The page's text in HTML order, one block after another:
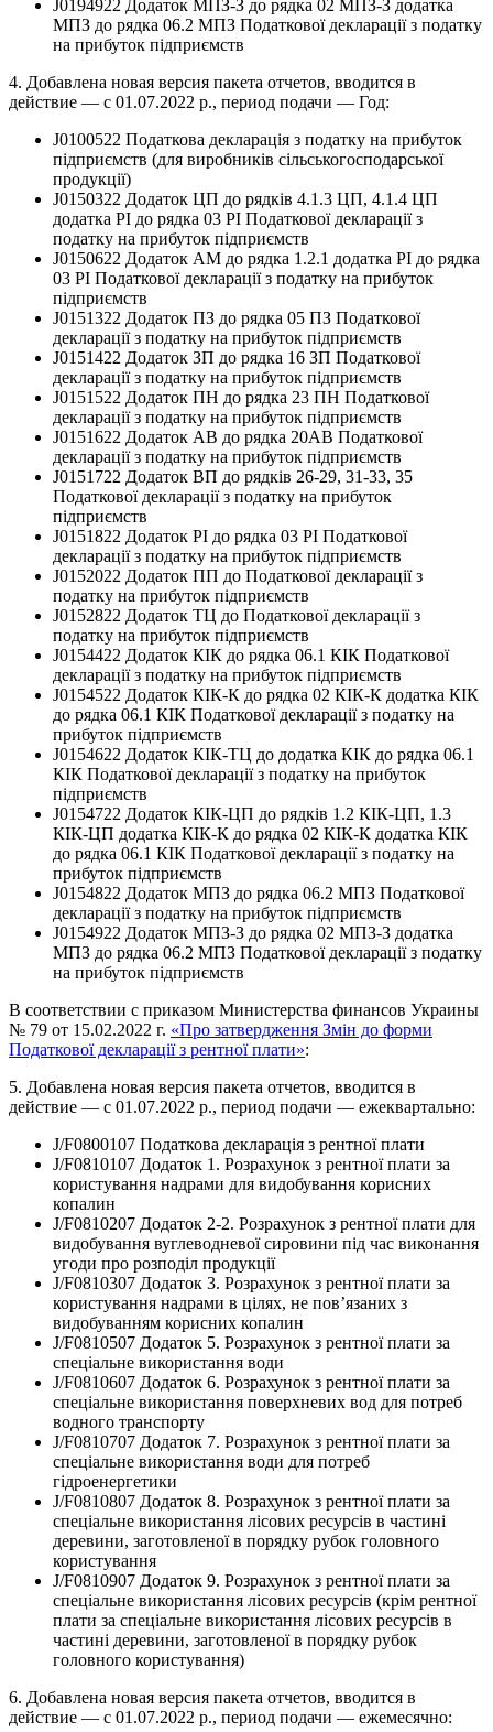
J0194922 Додаток МПЗ-З до рядка 02 МПЗ-З додатка
МПЗ до рядка 06.2 МПЗ Податкової декларації з податку
на прибуток підприємств
4. Добавлена новая версия пакета отчетов, вводится в
действие — с 01.07.2022 р., период подачи — Год:
J0100522 Податкова декларація з податку на прибуток
підприємств (для виробників сільськогосподарської
продукції)
J0150322 Додаток ЦП до рядків 4.1.3 ЦП, 4.1.4 ЦП
додатка РІ до рядка 03 РІ Податкової декларації з
податку на прибуток підприємств
J0150622 Додаток АМ до рядка 1.2.1 додатка РІ до рядка
03 РІ Податкової декларації з податку на прибуток
підприємств
J0151322 Додаток ПЗ до рядка 05 ПЗ Податкової
декларації з податку на прибуток підприємств
J0151422 Додаток ЗП до рядка 16 ЗП Податкової
декларації з податку на прибуток підприємств
J0151522 Додаток ПН до рядка 23 ПН Податкової
декларації з податку на прибуток підприємств
J0151622 Додаток АВ до рядка 20АВ Податкової
декларації з податку на прибуток підприємств
J0151722 Додаток ВП до рядків 26-29, 31-33, 35
Податкової декларації з податку на прибуток
підприємств
J0151822 Додаток РІ до рядка 03 РІ Податкової
декларації з податку на прибуток підприємств
J0152022 Додаток ПП до Податкової декларації з
податку на прибуток підприємств
J0152822 Додаток ТЦ до Податкової декларації з
податку на прибуток підприємств
J0154422 Додаток КІК до рядка 06.1 КІК Податкової
декларації з податку на прибуток підприємств
J0154522 Додаток КІК-К до рядка 02 КІК-К додатка КІК
до рядка 06.1 КІК Податкової декларації з податку на
прибуток підприємств
J0154622 Додаток КІК-ТЦ до додатка КІК до рядка 06.1
КІК Податкової декларації з податку на прибуток
підприємств
J0154722 Додаток КІК-ЦП до рядків 1.2 КІК-ЦП, 1.3
КІК-ЦП додатка КІК-К до рядка 02 КІК-К додатка КІК
до рядка 06.1 КІК Податкової декларації з податку на
прибуток підприємств
J0154822 Додаток МПЗ до рядка 06.2 МПЗ Податкової
декларації з податку на прибуток підприємств
J0154922 Додаток МПЗ-З до рядка 02 МПЗ-З додатка
МПЗ до рядка 06.2 МПЗ Податкової декларації з податку
на прибуток підприємств
В соответствии с приказом Министерства финансов Украины
№ 79 от 15.02.2022 г. «Про затвердження Змін до форми
Податкової декларації з рентної плати»:
5. Добавлена новая версия пакета отчетов, вводится в
действие — с 01.07.2022 р., период подачи — ежеквартально:
J/F0800107 Податкова декларація з рентної плати
J/F0810107 Додаток 1. Розрахунок з рентної плати за
користування надрами для видобування корисних
копалин
J/F0810207 Додаток 2-2. Розрахунок з рентної плати для
видобування вуглеводневої сировини під час виконання
угоди про розподіл продукції
J/F0810307 Додаток 3. Розрахунок з рентної плати за
користування надрами в цілях, не пов’язаних з
видобуванням корисних копалин
J/F0810507 Додаток 5. Розрахунок з рентної плати за
спеціальне використання води
J/F0810607 Додаток 6. Розрахунок з рентної плати за
спеціальне використання поверхневих вод для потреб
водного транспорту
J/F0810707 Додаток 7. Розрахунок з рентної плати за
спеціальне використання води для потреб
гідроенергетики
J/F0810807 Додаток 8. Розрахунок з рентної плати за
спеціальне використання лісових ресурсів в частині
деревини, заготовленої в порядку рубок головного
користування
J/F0810907 Додаток 9. Розрахунок з рентної плати за
спеціальне використання лісових ресурсів (крім рентної
плати за спеціальне використання лісових ресурсів в
частині деревини, заготовленої в порядку рубок
головного користування)
6. Добавлена новая версия пакета отчетов, вводится в
действие — с 01.07.2022 р., период подачи — ежемесячно: